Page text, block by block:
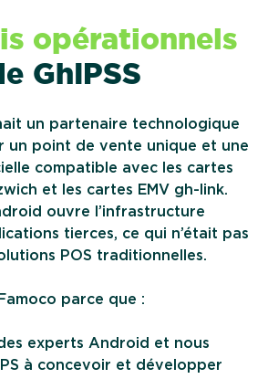
opérationnels
GhIPSS
un partenaire technologique
un point de vente unique et une
compatible avec les cartes
et les cartes EMV gh-link.
ouvre l’infrastructure
tierces, ce qui n’était pas
POS traditionnelles.
parce que :
experts Android et nous
à concevoir et développer